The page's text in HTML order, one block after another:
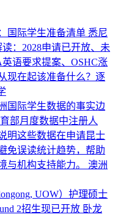
国际学生准备清单 悉尼
：2028申请已开放、未
语要求提案、OSHC涨
现在起该准备什么？逐
国际学生数据的事实边
部月度数据中注册人
明这些数据在申请昆士
免误读统计趋势，帮助
与机构支持能力。 澳洲
UOW）护理硕士
2招生现已开放 卧龙